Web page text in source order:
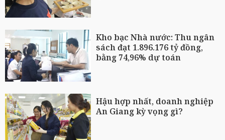
Kho bạc Nhà nước: Thu ngân
sách đạt 1.896.176 tỷ đồng,
bằng 74,96% dự toán
Hậu hợp nhất, doanh nghiệp
An Giang kỳ vọng gì?